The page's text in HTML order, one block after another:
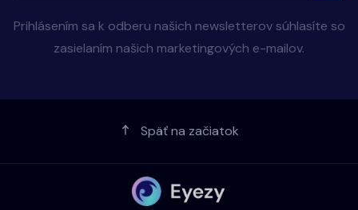
Prihlásením sa k odberu našich newsletterov súhlasíte so
zasielaním našich marketingových e-mailov.
Späť na začiatok